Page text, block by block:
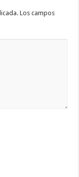
Los campos